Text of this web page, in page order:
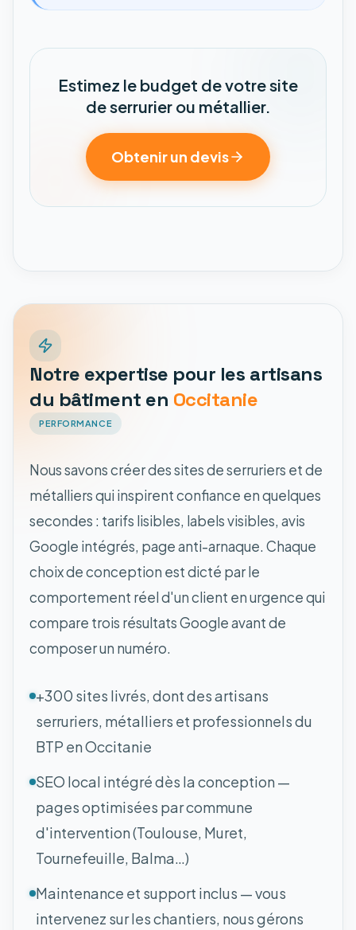
Estimez le budget de votre site
de serrurier ou métallier.
Obtenir un devis
Notre expertise pour les artisans
du bâtiment en Occitanie
PERFORMANCE
Nous savons créer des sites de serruriers et de
métalliers qui inspirent confiance en quelques
secondes : tarifs lisibles, labels visibles, avis
Google intégrés, page anti-arnaque. Chaque
choix de conception est dicté par le
comportement réel d'un client en urgence qui
compare trois résultats Google avant de
composer un numéro.
+300 sites livrés, dont des artisans
serruriers, métalliers et professionnels du
BTP en Occitanie
SEO local intégré dès la conception —
pages optimisées par commune
d'intervention (Toulouse, Muret,
Tournefeuille, Balma…)
Maintenance et support inclus — vous
intervenez sur les chantiers, nous gérons